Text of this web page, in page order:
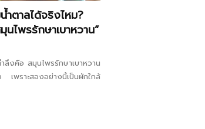
ำตาลได้จริงไหม?
นไพรรักษาเบาหวาน”
ลึงคือ สมุนไพรรักษาเบาหวาน
เพราะสองอย่างนี้เป็นผักใกล้